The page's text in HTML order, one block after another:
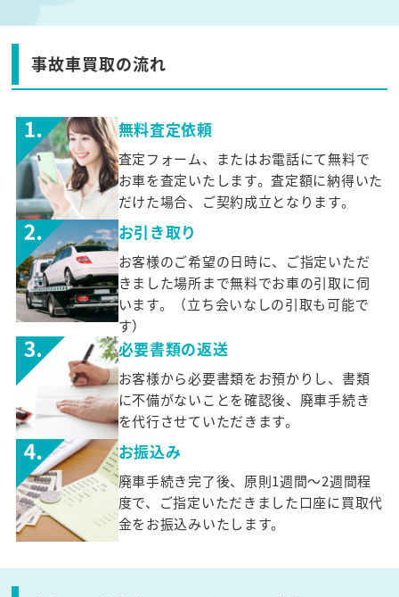
事故車買取の流れ
無料査定依頼
査定フォーム、またはお電話にて無料で
お車を査定いたします。査定額に納得いた
だけた場合、ご契約成立となります。
お引き取り
お客様のご希望の日時に、ご指定いただ
きました場所まで無料でお車の引取に伺
います。（立ち会いなしの引取も可能で
す）
必要書類の返送
お客様から必要書類をお預かりし、書類
に不備がないことを確認後、廃車手続き
を代行させていただきます。
お振込み
廃車手続き完了後、原則1週間～2週間程
度で、ご指定いただきました口座に買取代
金をお振込みいたします。